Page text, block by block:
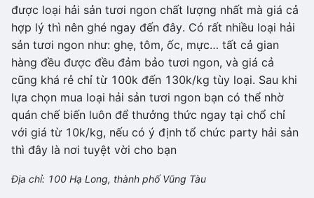
được loại hải sản tươi ngon chất lượng nhất mà giá cả
hợp lý thì nên ghé ngay đến đây. Có rất nhiều loại hải
sản tươi ngon như: ghẹ, tôm, ốc, mực… tất cả gian
hàng đều được đều đảm bảo tươi ngon, và giá cả
cũng khá rẻ chỉ từ 100k đến 130k/kg tùy loại. Sau khi
lựa chọn mua loại hải sản tươi ngon bạn có thể nhờ
quán chế biến luôn để thưởng thức ngay tại chổ chỉ
với giá từ 10k/kg, nếu có ý định tổ chức party hải sản
thì đây là nơi tuyệt vời cho bạn
Địa chỉ: 100 Hạ Long, thành phố Vũng Tàu